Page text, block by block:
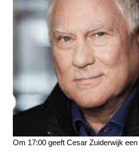
Om 17:00 geeft Cesar Zuiderwijk